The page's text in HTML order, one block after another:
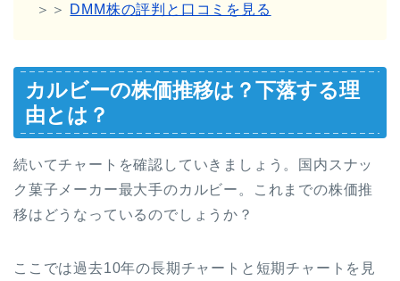
＞＞ DMM株の評判と口コミを見る
カルビーの株価推移は？下落する理
由とは？
続いてチャートを確認していきましょう。国内スナッ
ク菓子メーカー最大手のカルビー。これまでの株価推
移はどうなっているのでしょうか？
ここでは過去10年の長期チャートと短期チャートを見